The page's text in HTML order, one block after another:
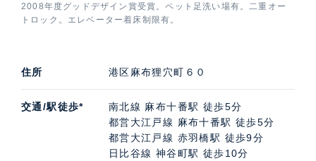
2008年度グッドデザイン賞受賞。ペット足洗い場有。二重オー
トロック。エレベーター着床制限有。
住所 港区麻布狸穴町６０
交通/駅徒歩*
南北線 麻布十番駅 徒歩5分
都営大江戸線 麻布十番駅 徒歩5分
都営大江戸線 赤羽橋駅 徒歩9分
日比谷線 神谷町駅 徒歩10分